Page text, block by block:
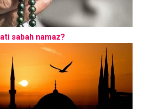
sabah namaz?